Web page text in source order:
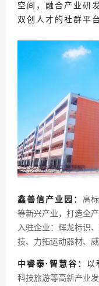
空间，融合产业研
双创人才的社群平
鑫善信产业园： 高
等新兴产业，打造全
入驻企业：辉龙标识
技、力拓运动器材、
中睿泰·智慧谷： 以
科技旅游等高新产业